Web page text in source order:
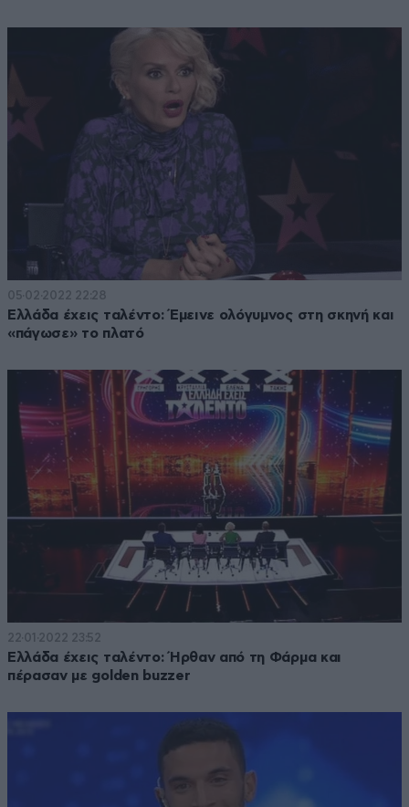
05·02·2022 22:28
Ελλάδα έχεις ταλέντο: Έμεινε ολόγυμνος στη σκηνή και
«πάγωσε» το πλατό
22·01·2022 23:52
Ελλάδα έχεις ταλέντο: Ήρθαν από τη Φάρμα και
πέρασαν με golden buzzer